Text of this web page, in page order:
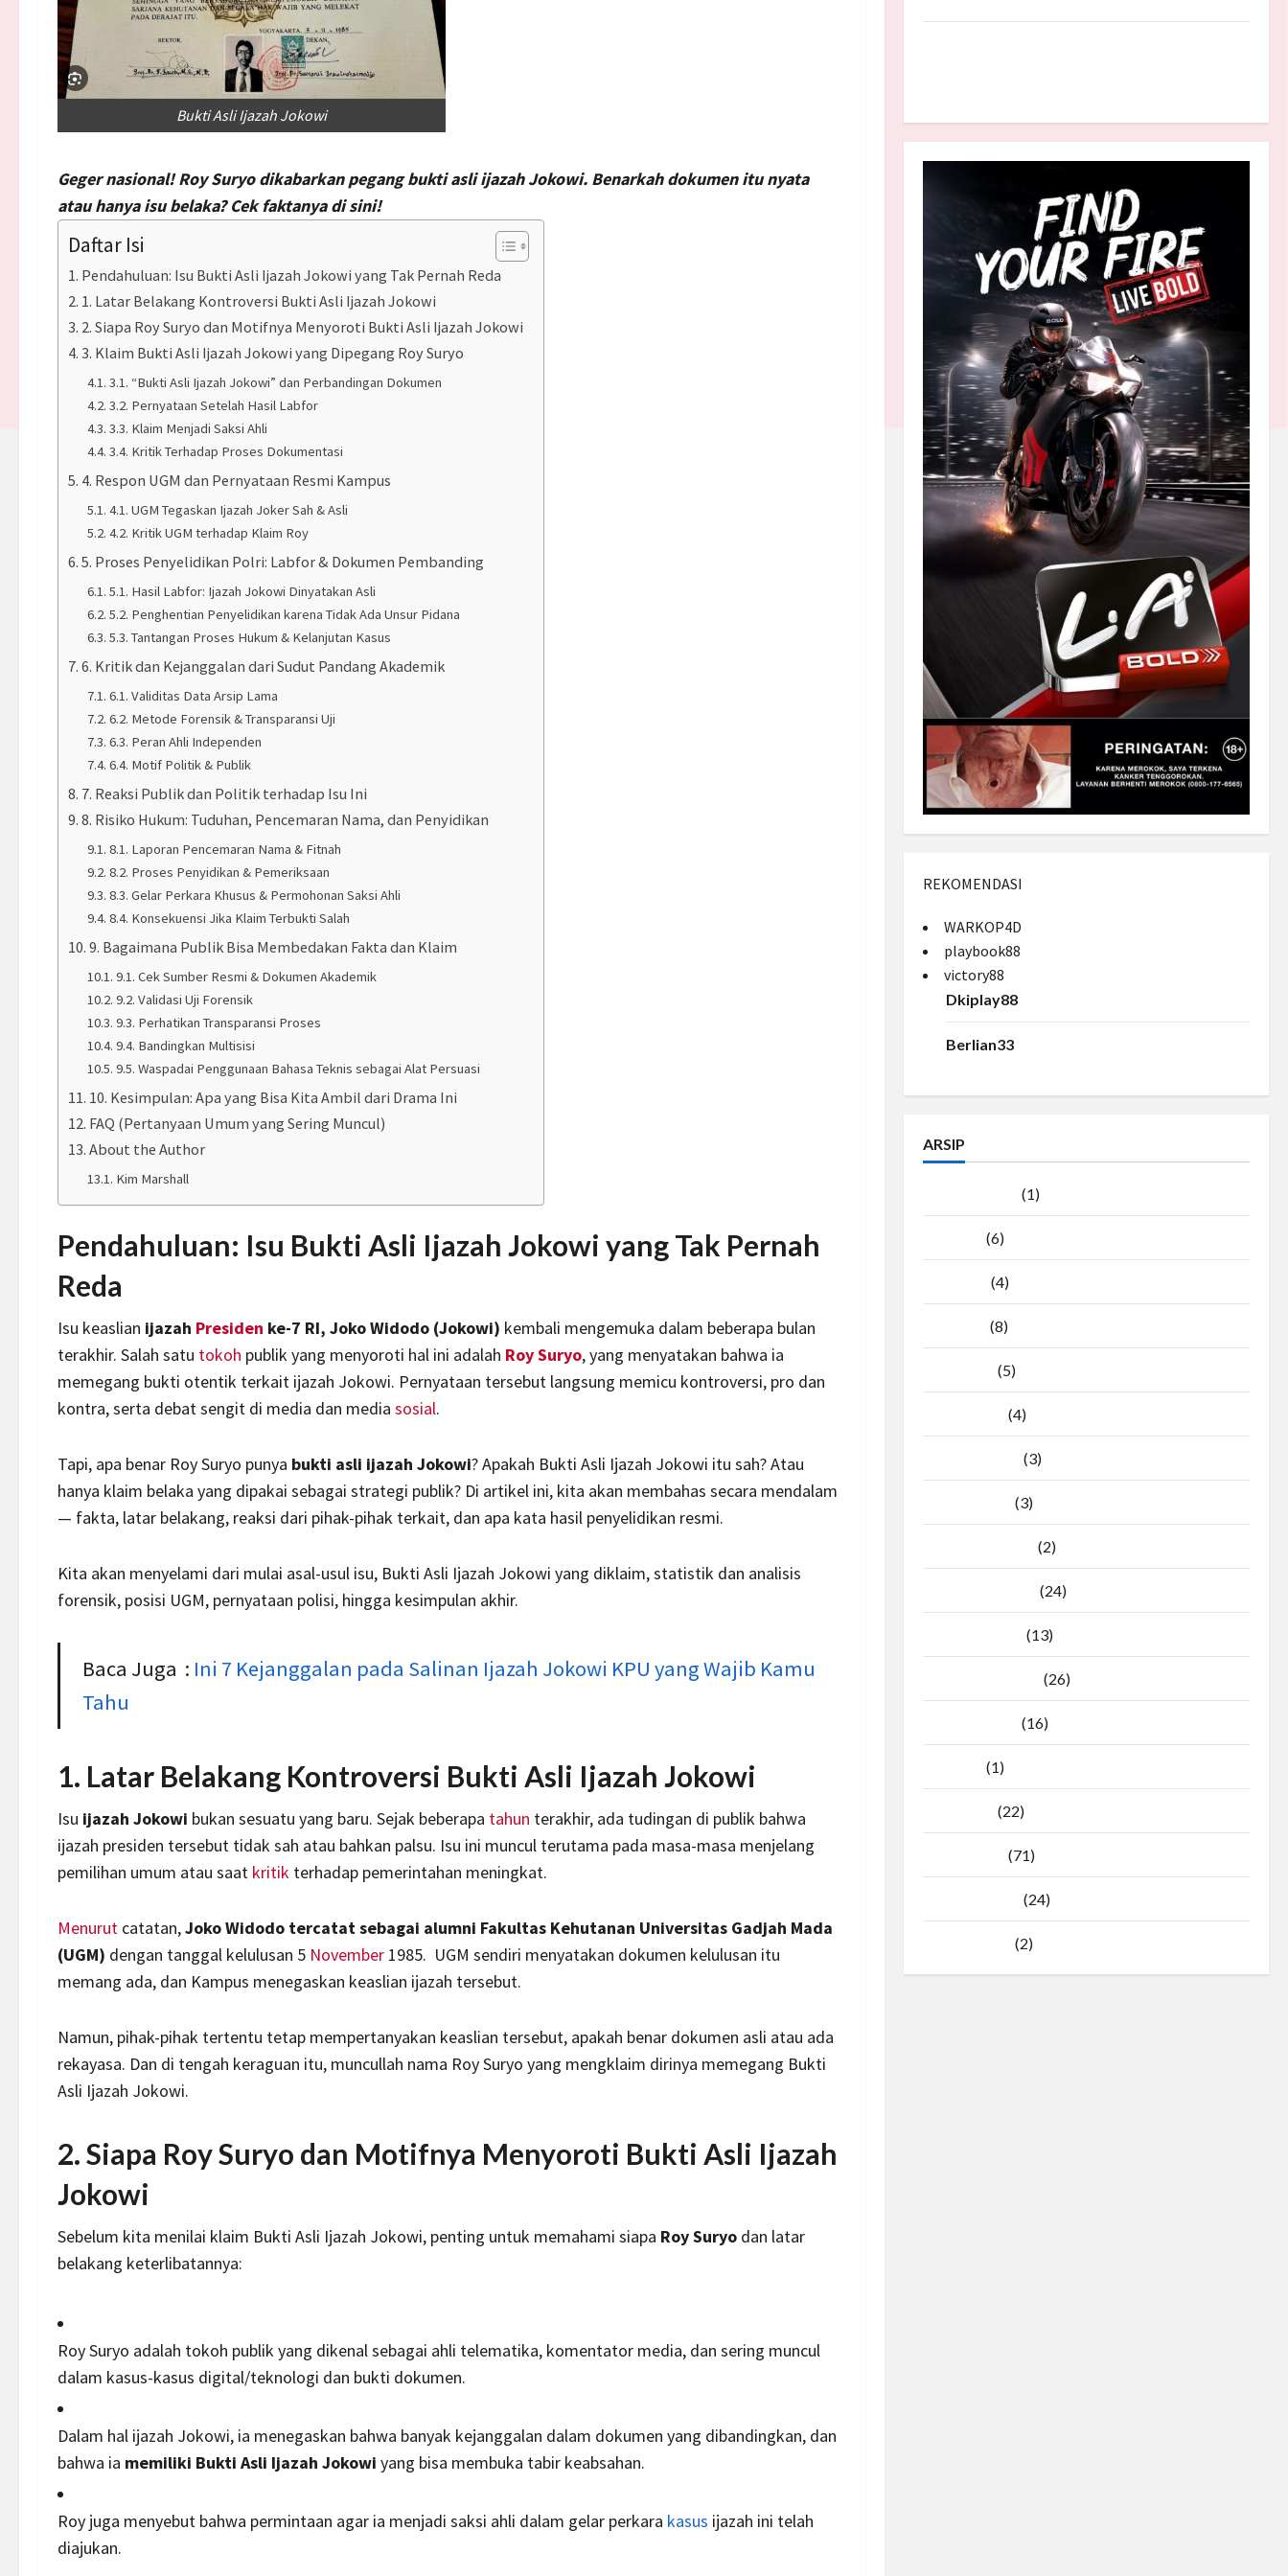
Bukti Asli Ijazah Jokowi
Gegernasional! Roy Suryo dikabarkan pegang bukti asliijazahJokowi. Benarkahdokumenitu nyata
atau hanya isu belaka? Cek faktanya di sini!
Daftar Isi
Pendahuluan: Isu Bukti Asli Ijazah Jokowi yang Tak Pernah Reda
1. Latar Belakang Kontroversi Bukti Asli Ijazah Jokowi
2. Siapa Roy Suryo dan Motifnya Menyoroti Bukti Asli Ijazah Jokowi
3. Klaim Bukti Asli Ijazah Jokowi yang Dipegang Roy Suryo
3.1. “Bukti Asli Ijazah Jokowi” dan Perbandingan Dokumen
3.2. Pernyataan Setelah Hasil Labfor
3.3. Klaim Menjadi Saksi Ahli
3.4. Kritik Terhadap Proses Dokumentasi
4. Respon UGM dan Pernyataan Resmi Kampus
4.1. UGM Tegaskan Ijazah Joker Sah & Asli
4.2. Kritik UGM terhadap Klaim Roy
5. Proses Penyelidikan Polri: Labfor & Dokumen Pembanding
5.1. Hasil Labfor: Ijazah Jokowi Dinyatakan Asli
5.2. Penghentian Penyelidikan karena Tidak Ada Unsur Pidana
5.3. Tantangan Proses Hukum & Kelanjutan Kasus
6. Kritik dan Kejanggalan dari Sudut Pandang Akademik
6.1. Validitas Data Arsip Lama
6.2. Metode Forensik & Transparansi Uji
6.3. Peran Ahli Independen
6.4. Motif Politik & Publik
7. Reaksi Publik dan Politik terhadap Isu Ini
8. Risiko Hukum: Tuduhan, Pencemaran Nama, dan Penyidikan
8.1. Laporan Pencemaran Nama & Fitnah
8.2. Proses Penyidikan & Pemeriksaan
8.3. Gelar Perkara Khusus & Permohonan Saksi Ahli
8.4. Konsekuensi Jika Klaim Terbukti Salah
9. Bagaimana Publik Bisa Membedakan Fakta dan Klaim
9.1. Cek Sumber Resmi & Dokumen Akademik
9.2. Validasi Uji Forensik
9.3. Perhatikan Transparansi Proses
9.4. Bandingkan Multisisi
9.5. Waspadai Penggunaan Bahasa Teknis sebagai Alat Persuasi
10. Kesimpulan: Apa yang Bisa Kita Ambil dari Drama Ini
FAQ (Pertanyaan Umum yang Sering Muncul)
About the Author
Kim Marshall
Pendahuluan: Isu Bukti Asli Ijazah Jokowi yang Tak Pernah
Reda
Isu keaslian ijazah Presiden ke-7 RI, Joko Widodo (Jokowi) kembali mengemuka dalam beberapa bulan
terakhir. Salah satu tokoh publik yang menyoroti hal ini adalah Roy Suryo, yang menyatakan bahwa ia
memegang bukti otentik terkait ijazah Jokowi. Pernyataan tersebut langsung memicu kontroversi, pro dan
kontra, serta debat sengit di media dan media sosial.
Tapi, apa benar Roy Suryo punya bukti asli ijazah Jokowi? Apakah Bukti Asli Ijazah Jokowi itu sah? Atau
hanya klaim belaka yang dipakai sebagai strategi publik? Di artikel ini, kita akan membahas secara mendalam
— fakta, latar belakang, reaksi dari pihak-pihak terkait, dan apa kata hasil penyelidikan resmi.
Kita akan menyelami dari mulai asal-usul isu, Bukti Asli Ijazah Jokowi yang diklaim, statistik dan analisis
forensik, posisi UGM, pernyataan polisi, hingga kesimpulan akhir.
Baca Juga : Ini 7 Kejanggalan pada Salinan Ijazah Jokowi KPU yang Wajib Kamu
Tahu
1. Latar Belakang Kontroversi Bukti Asli Ijazah Jokowi
Isu ijazah Jokowi bukan sesuatu yang baru. Sejak beberapa tahun terakhir, ada tudingan di publik bahwa
ijazah presiden tersebut tidak sah atau bahkan palsu. Isu ini muncul terutama pada masa-masa menjelang
pemilihan umum atau saat kritik terhadap pemerintahan meningkat.
Menurut catatan,Joko Widodo tercatat sebagai alumni Fakultas Kehutanan Universitas Gadjah Mada
(UGM) dengan tanggal kelulusan 5 November 1985. UGM sendiri menyatakan dokumen kelulusan itu
memang ada, dan Kampus menegaskan keaslian ijazah tersebut.
Namun, pihak-pihak tertentu tetap mempertanyakan keaslian tersebut, apakah benar dokumen asli atau ada
rekayasa. Dan di tengah keraguan itu, muncullah nama Roy Suryo yang mengklaim dirinya memegang Bukti
Asli Ijazah Jokowi.
2. Siapa Roy Suryo dan Motifnya Menyoroti Bukti Asli Ijazah
Jokowi
Sebelum kita menilai klaim Bukti Asli Ijazah Jokowi, penting untuk memahami siapa Roy Suryo dan latar
belakang keterlibatannya:
Roy Suryo adalah tokoh publik yang dikenal sebagai ahli telematika, komentator media, dan sering muncul
dalam kasus-kasus digital/teknologi dan bukti dokumen.
Dalam hal ijazah Jokowi, ia menegaskan bahwa banyak kejanggalan dalam dokumen yang dibandingkan, dan
bahwa ia memiliki Bukti Asli Ijazah Jokowi yang bisa membuka tabir keabsahan.
Roy juga menyebut bahwa permintaan agar ia menjadi saksi ahli dalam gelar perkara kasus ijazah ini telah
diajukan.
REKOMENDASI
WARKOP4D
playbook88
victory88
Dkiplay88
Berlian33
ARSIP
(1)
(6)
(4)
(8)
(5)
(4)
(3)
(3)
(2)
(24)
(13)
(26)
(16)
(1)
(22)
(71)
(24)
(2)